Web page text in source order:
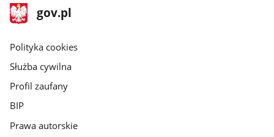
stopka
gov.pl
Strona
gov.pl
gov.pl
Polityka cookies
Służba cywilna
Profil zaufany
BIP
Prawa autorskie